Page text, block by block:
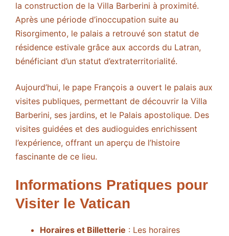
la construction de la Villa Barberini à proximité.
Après une période d’inoccupation suite au
Risorgimento, le palais a retrouvé son statut de
résidence estivale grâce aux accords du Latran,
bénéficiant d’un statut d’extraterritorialité.
Aujourd’hui, le pape François a ouvert le palais aux
visites publiques, permettant de découvrir la Villa
Barberini, ses jardins, et le Palais apostolique. Des
visites guidées et des audioguides enrichissent
l’expérience, offrant un aperçu de l’histoire
fascinante de ce lieu.
Informations Pratiques pour
Visiter le Vatican
Horaires et Billetterie : Les horaires